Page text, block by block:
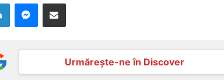
LinkedInMessenger
Distribuie prin mail
Urmărește-ne în Discover